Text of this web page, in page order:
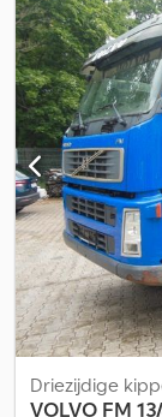
elektronisch
13/440 Eerste
12-versnellings
ABS
Hydrauliek Cjdpfx
KOV-drie-zijden
2400 x 1000 mm
mm 3e as 18 mm
totaalgewicht
70.000/48.000 kg
Driezijdige
VOLVO FM